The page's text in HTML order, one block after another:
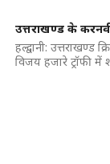
उत्तराखण्ड के
हल्द्वानी:
विजय हजारे ट्रॉफी में